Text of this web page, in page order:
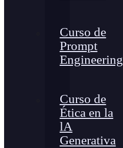
Curso de
Prompt
Engineering
Curso de
Ética en la
lA
Generativa